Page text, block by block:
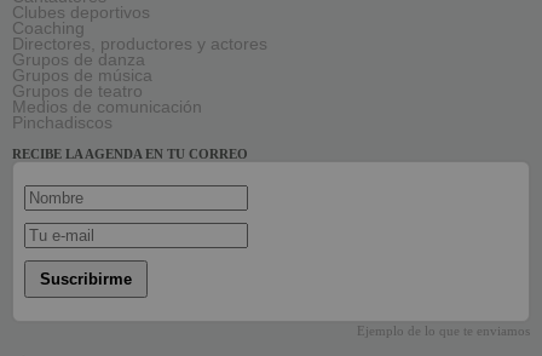
Clubes deportivos
Coaching
Directores, productores y actores
Grupos de danza
Grupos de música
Grupos de teatro
Medios de comunicación
Pinchadiscos
RECIBE LA AGENDA EN TU CORREO
Suscribirme
Ejemplo de lo que te enviamos